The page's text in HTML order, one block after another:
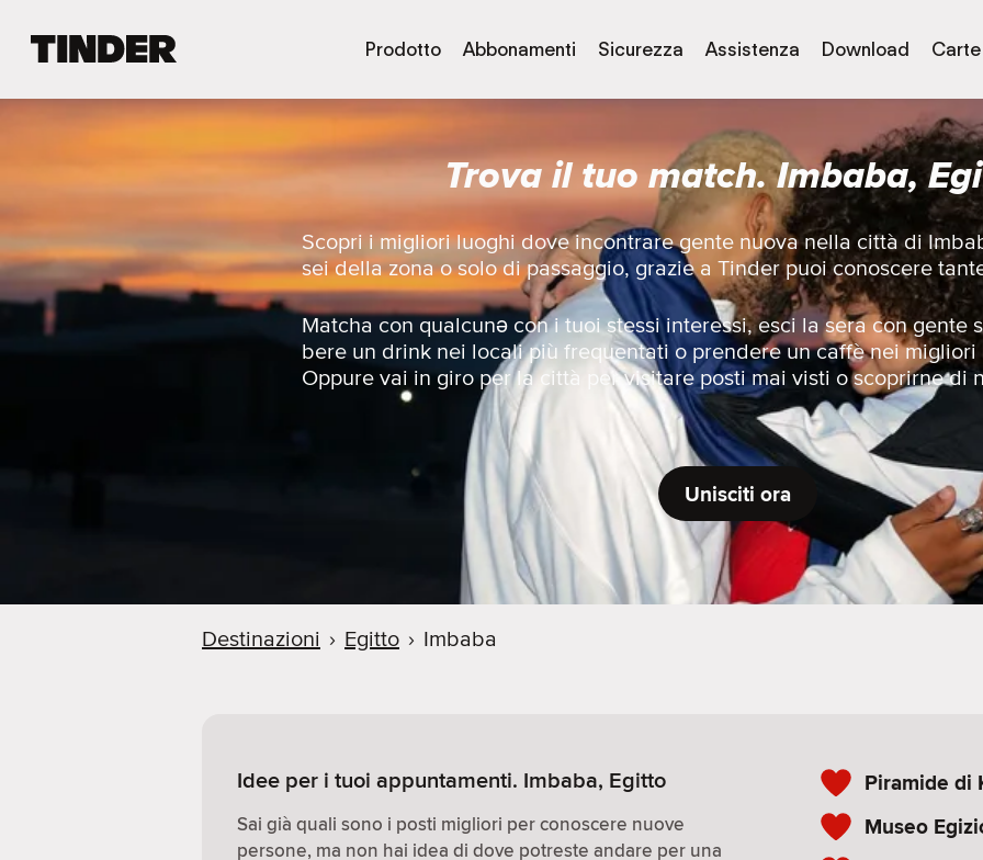
e
d
e
r
Prodotto Abbonamenti Sicurezza Assistenza Download
Trova il tuo match. Imbaba,
Scopri i migliori luoghi dove incontrare gente nuova nella città di
sei della zona o solo di passaggio, grazie a Tinder puoi conoscere
Matcha con qualcunə con i tuoi stessi interessi, esci la sera con gente
bere un drink nei locali più frequentati o prendere un caffè nei migliori
Oppure vai in giro per la città per visitare posti mai visti o scoprirne di
Unisciti ora
Destinazioni › Egitto › Imbaba
Idee per i tuoi appuntamenti. Imbaba, Egitto
Sai già quali sono i posti migliori per conoscere nuove
persone, ma non hai idea di dove potreste andare per una
Piramide di
Museo